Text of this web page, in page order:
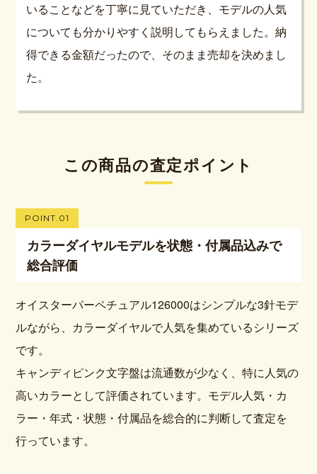
いることなどを丁寧に見ていただき、モデルの人気
についても分かりやすく説明してもらえました。納
得できる金額だったので、そのまま売却を決めまし
た。
この商品の査定ポイント
POINT.01
カラーダイヤルモデルを状態・付属品込みで
総合評価
オイスターパーペチュアル126000はシンプルな3針モデ
ルながら、カラーダイヤルで人気を集めているシリーズ
です。
キャンディピンク文字盤は流通数が少なく、特に人気の
高いカラーとして評価されています。モデル人気・カ
ラー・年式・状態・付属品を総合的に判断して査定を
行っています。